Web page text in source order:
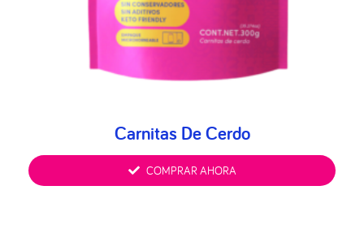
Carnitas De Cerdo
COMPRAR AHORA